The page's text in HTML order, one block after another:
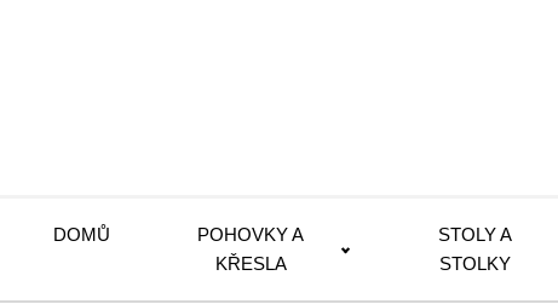
DOMŮ
POHOVKY A
KŘESLA
STOLY A
STOLKY